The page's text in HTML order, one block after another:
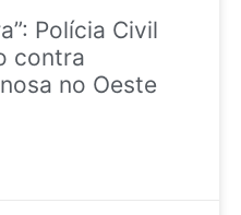
Polícia Civil
contra
no Oeste